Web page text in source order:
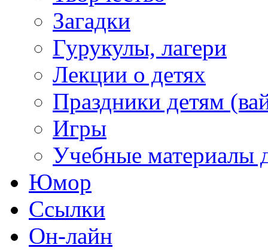
Загадки
Гурукулы, лагери
Лекции о детях
Праздники детям
Игры
Учебные материалы
Юмор
Ссылки
Он-лайн